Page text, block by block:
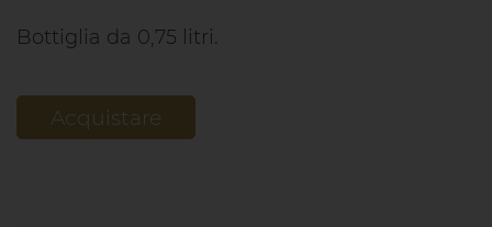
Bottiglia da 0,75 litri.
Acquistare